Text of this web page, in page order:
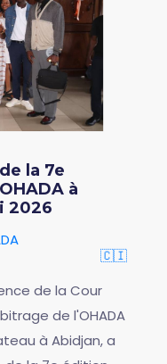
la 7e
à
2026
🇨🇮
de la Cour
de l'OHADA
à Abidjan, a